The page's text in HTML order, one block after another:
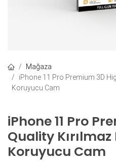
Mağaza
iPhone 11 Pro Premium 3D
Koruyucu Cam
iPhone 11 Pro
Quality Kırılmaz
Koruyucu Cam